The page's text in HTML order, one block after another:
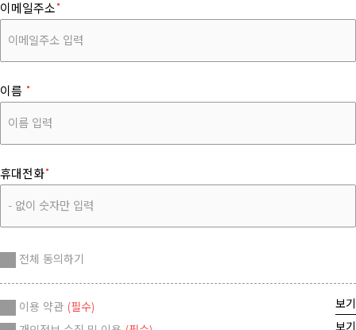
이메일주소
이름
휴대전화
전체 동의하기
이용 약관 (필수)
보기
보기